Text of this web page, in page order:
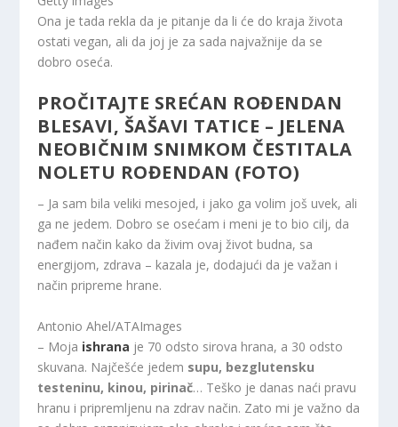
Ona je tada rekla da je pitanje da li će do kraja života
ostati vegan, ali da joj je za sada najvažnije da se
dobro oseća.
PROČITAJTE SREĆAN ROĐENDAN
BLESAVI, ŠAŠAVI TATICE – JELENA
NEOBIČNIM SNIMKOM ČESTITALA
NOLETU ROĐENDAN (FOTO)
– Ja sam bila veliki mesojed, i jako ga volim još uvek, ali
ga ne jedem. Dobro se osećam i meni je to bio cilj, da
nađem način kako da živim ovaj život budna, sa
energijom, zdrava – kazala je, dodajući da je važan i
način pripreme hrane.
Antonio Ahel/ATAImages
– Moja ishrana je 70 odsto sirova hrana, a 30 odsto
skuvana. Najčešće jedem supu, bezglutensku
testeninu, kinou, pirinač… Teško je danas naći pravu
hranu i pripremljenu na zdrav način. Zato mi je važno da